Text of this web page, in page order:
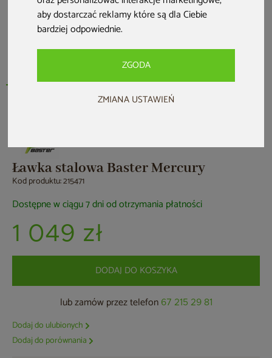
aby dostarczać reklamy które są dla Ciebie
bardziej odpowiednie.
ZGODA
ZMIANA USTAWIEŃ
Ławka stalowa Baster Mercury
Kod produktu: 215471
Dostępne w ciągu 7 dni od otrzymania płatności
1 049 zł
DODAJ DO KOSZYKA
lub zamów przez telefon 67 215 29 81
Dodaj do ulubionych
Dodaj do porównania